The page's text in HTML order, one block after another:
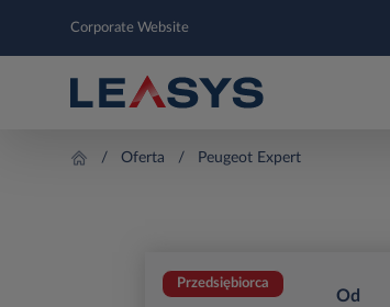
Corporate Website
Oferta Peugeot Expert
Przedsiębiorca
Od